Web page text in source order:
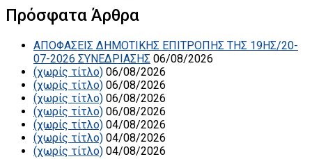
Πρόσφατα Άρθρα
ΑΠΟΦΑΣΕΙΣ ΔΗΜΟΤΙΚΗΣ ΕΠΙΤΡΟΠΗΣ ΤΗΣ 19ΗΣ/20-
07-2026 ΣΥΝΕΔΡΙΑΣΗΣ 06/08/2026
(χωρίς τίτλο) 06/08/2026
(χωρίς τίτλο) 06/08/2026
(χωρίς τίτλο) 06/08/2026
(χωρίς τίτλο) 06/08/2026
(χωρίς τίτλο) 04/08/2026
(χωρίς τίτλο) 04/08/2026
(χωρίς τίτλο) 04/08/2026